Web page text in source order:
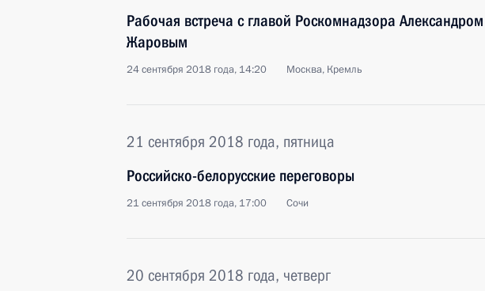
Рабочая встреча с главой Роскомнадзора Александром
Жаровым
24 сентября 2018 года, 14:20 Москва, Кремль
21 сентября 2018 года, пятница
Российско-белорусские переговоры
21 сентября 2018 года, 17:00 Сочи
20 сентября 2018 года, четверг